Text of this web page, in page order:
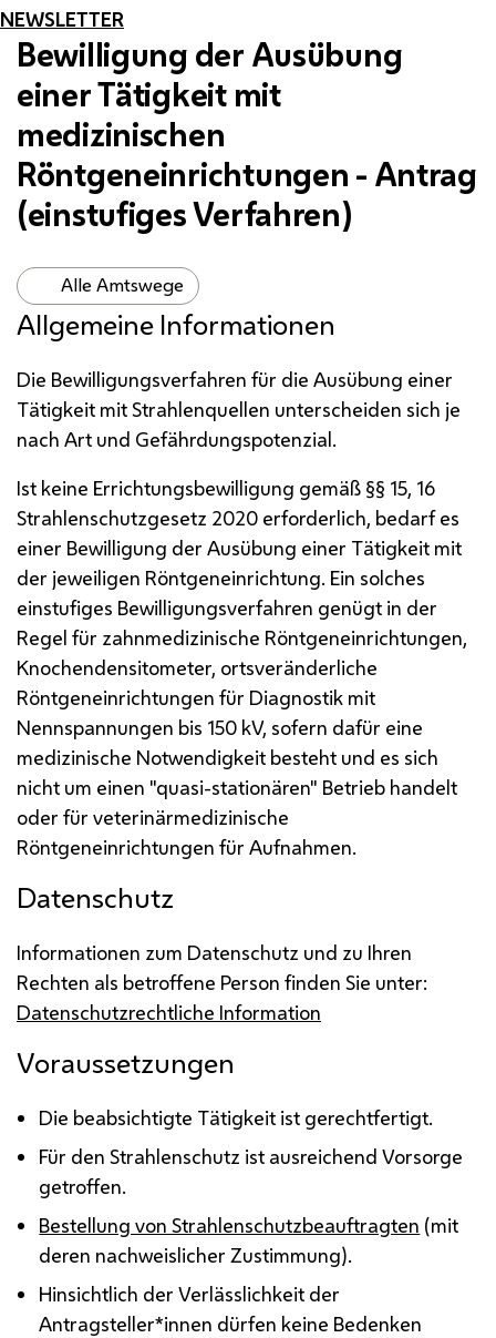
NEWSLETTER
Bewilligung der Ausübung
einer Tätigkeit mit
medizinischen
Röntgeneinrichtungen - Antrag
(einstufiges Verfahren)
Alle Amtswege
Allgemeine Informationen
Die Bewilligungsverfahren für die Ausübung einer
Tätigkeit mit Strahlenquellen unterscheiden sich je
nach Art und Gefährdungspotenzial.
Ist keine Errichtungsbewilligung gemäß §§ 15, 16
Strahlenschutzgesetz 2020 erforderlich, bedarf es
einer Bewilligung der Ausübung einer Tätigkeit mit
der jeweiligen Röntgeneinrichtung. Ein solches
einstufiges Bewilligungsverfahren genügt in der
Regel für zahnmedizinische Röntgeneinrichtungen,
Knochendensitometer, ortsveränderliche
Röntgeneinrichtungen für Diagnostik mit
Nennspannungen bis 150 kV, sofern dafür eine
medizinische Notwendigkeit besteht und es sich
nicht um einen "quasi-stationären" Betrieb handelt
oder für veterinärmedizinische
Röntgeneinrichtungen für Aufnahmen.
Datenschutz
Informationen zum Datenschutz und zu Ihren
Rechten als betroffene Person finden Sie unter:
Datenschutzrechtliche Information
Voraussetzungen
Die beabsichtigte Tätigkeit ist gerechtfertigt.
Für den Strahlenschutz ist ausreichend Vorsorge
getroffen.
Bestellung von Strahlenschutzbeauftragten (mit
deren nachweislicher Zustimmung).
Hinsichtlich der Verlässlichkeit der
Antragsteller*innen dürfen keine Bedenken